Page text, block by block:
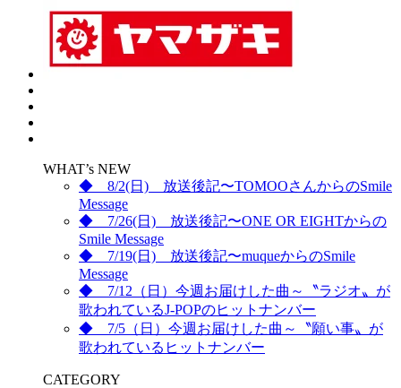
WHAT’s NEW
◆ 8/2(日) 放送後記〜TOMOOさんからのSmile
Message
◆ 7/26(日) 放送後記〜ONE OR EIGHTからの
Smile Message
◆ 7/19(日) 放送後記〜muqueからのSmile
Message
◆ 7/12（日）今週お届けした曲～〝ラジオ〟が
歌われているJ-POPのヒットナンバー
◆ 7/5（日）今週お届けした曲～〝願い事〟が
歌われているヒットナンバー
CATEGORY